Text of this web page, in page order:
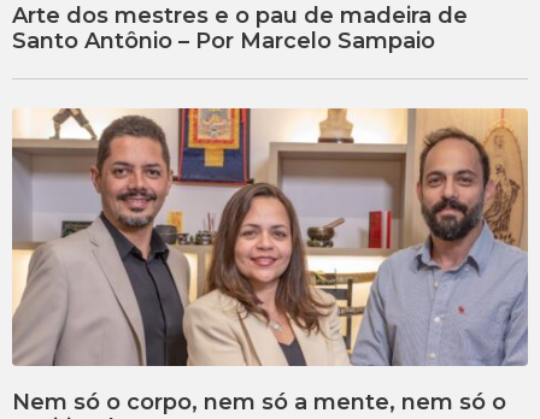
Arte dos mestres e o pau de madeira de
Santo Antônio – Por Marcelo Sampaio
Nem só o corpo, nem só a mente, nem só o